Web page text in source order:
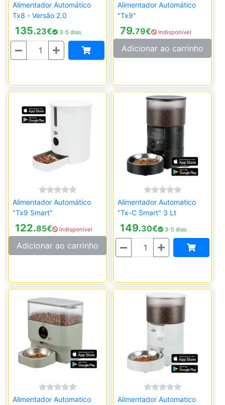
Alimentador Automático
Tx8 - Versão 2.0
135.23€ 3-5 dias
Quantidade
Alimentador Automático
"Tx9"
79.79€ Indisponível
Adicionar ao carrinho
Alimentador Automático
"Tx9 Smart"
122.85€ Indisponível
Adicionar ao carrinho
Alimentador Automatico
"Tx-C Smart" 3 Lt
149.30€ 3-5 dias
Quantidade
Alimentador Automatico
Alimentador Automatico